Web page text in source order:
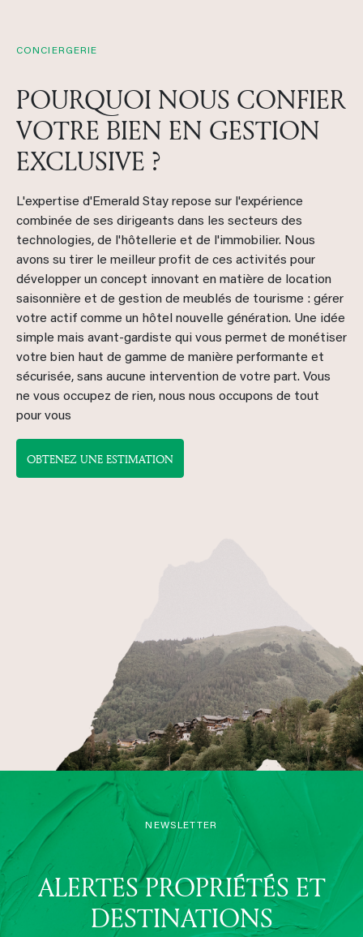
CONCIERGERIE
POURQUOI NOUS CONFIER
VOTRE BIEN EN GESTION
EXCLUSIVE ?
L'expertise d'Emerald Stay repose sur l'expérience
combinée de ses dirigeants dans les secteurs des
technologies, de l'hôtellerie et de l'immobilier. Nous
avons su tirer le meilleur profit de ces activités pour
développer un concept innovant en matière de location
saisonnière et de gestion de meublés de tourisme : gérer
votre actif comme un hôtel nouvelle génération. Une idée
simple mais avant-gardiste qui vous permet de monétiser
votre bien haut de gamme de manière performante et
sécurisée, sans aucune intervention de votre part. Vous
ne vous occupez de rien, nous nous occupons de tout
pour vous
OBTENEZ UNE ESTIMATION
NEWSLETTER
ALERTES PROPRIÉTÉS ET
DESTINATIONS